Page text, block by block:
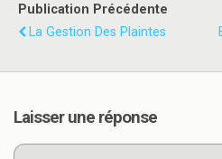
Publication Précédente
La Gestion Des Plaintes
Laisser une réponse